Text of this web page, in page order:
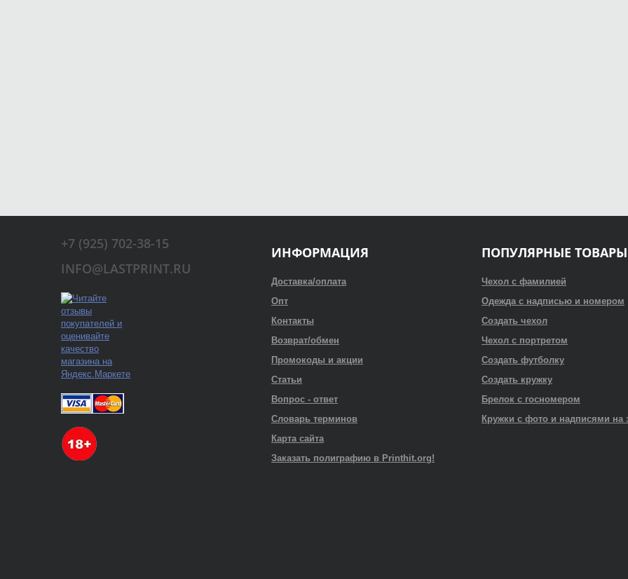
+7 (925) 702-38-15
INFO@LASTPRINT.RU
ИНФОРМАЦИЯ
Доставка/оплата
Опт
Контакты
Возврат/обмен
Промокоды и акции
Статьи
Вопрос - ответ
Словарь терминов
Карта сайта
Заказать полиграфию в Printhit.org!
ПОПУЛЯРНЫЕ ТОВАРЫ
Чехол с фамилией
Одежда с надписью и номером
Создать чехол
Чехол с портретом
Создать футболку
Создать кружку
Брелок с госномером
Кружки с фото и надписями на